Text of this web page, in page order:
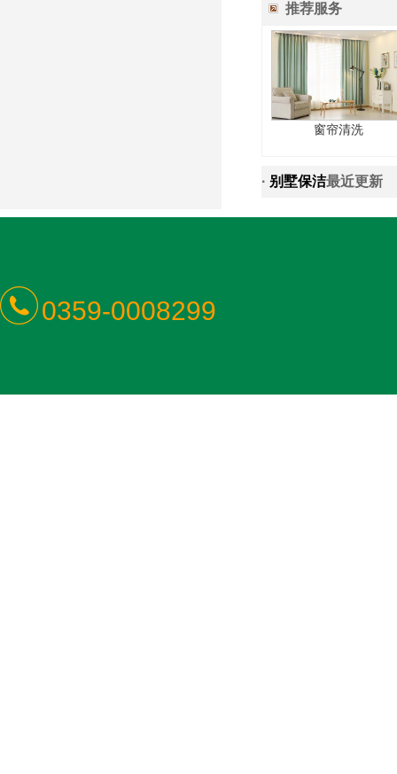
推荐服务
窗帘清洗
· 别墅保洁最近更新
0359-0008299